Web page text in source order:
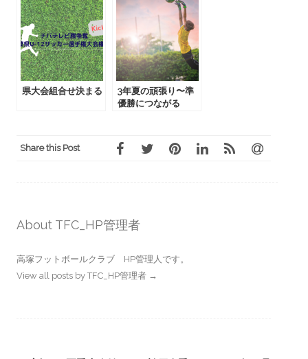
県大会組合せ決まる
3年夏の頑張り〜準
優勝につながる
Share this Post
About TFC_HP管理者
高塚フットボールクラブ HP管理人です。
View all posts by TFC_HP管理者 →